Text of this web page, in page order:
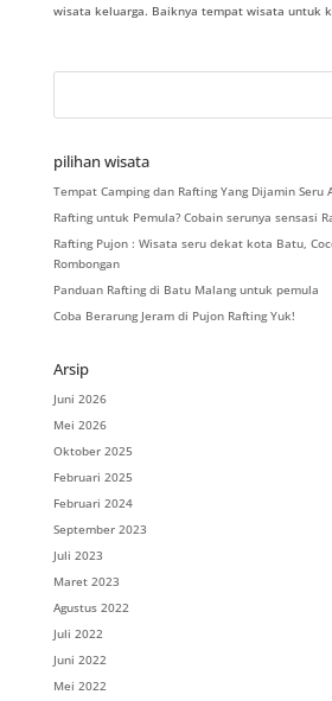
wisata keluarga. Baiknya tempat wisata untuk
pilihan wisata
Tempat Camping dan Rafting Yang Dijamin Seru
Rafting untuk Pemula? Cobain serunya sensasi
Rafting Pujon : Wisata seru dekat kota Batu,
Rombongan
Panduan Rafting di Batu Malang untuk pemula
Coba Berarung Jeram di Pujon Rafting Yuk!
Arsip
Juni 2026
Mei 2026
Oktober 2025
Februari 2025
Februari 2024
September 2023
Juli 2023
Maret 2023
Agustus 2022
Juli 2022
Juni 2022
Mei 2022